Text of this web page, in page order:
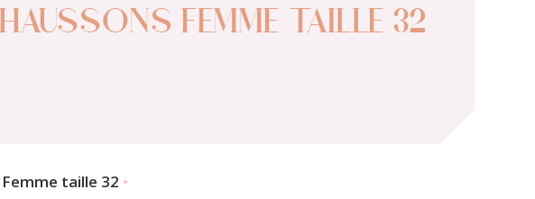
FEMME TAILLE 32
taille 32